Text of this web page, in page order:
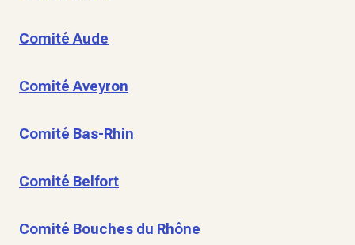
Comité Aude
Comité Aveyron
Comité Bas-Rhin
Comité Belfort
Comité Bouches du Rhône